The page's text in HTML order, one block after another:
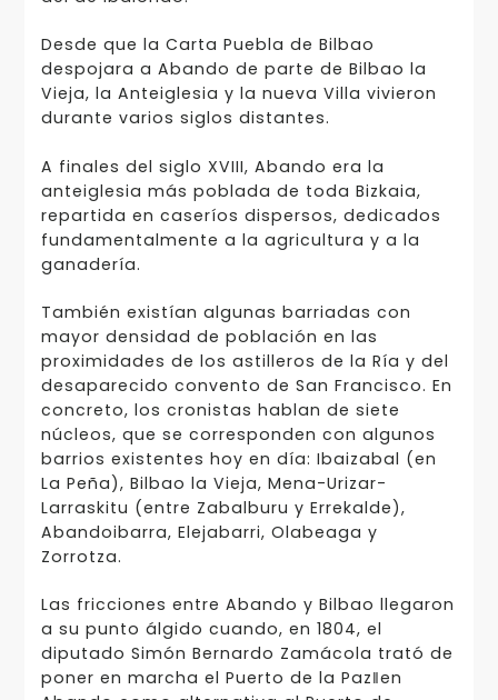
Desde que la Carta Puebla de Bilbao
despojara a Abando de parte de Bilbao la
Vieja, la Anteiglesia y la nueva Villa vivieron
durante varios siglos distantes.
A finales del siglo XVIII, Abando era la
anteiglesia más poblada de toda Bizkaia,
repartida en caseríos dispersos, dedicados
fundamentalmente a la agricultura y a la
ganadería.
También existían algunas barriadas con
mayor densidad de población en las
proximidades de los astilleros de la Ría y del
desaparecido convento de San Francisco. En
concreto, los cronistas hablan de siete
núcleos, que se corresponden con algunos
barrios existentes hoy en día: Ibaizabal (en
La Peña), Bilbao la Vieja, Mena-Urizar-
Larraskitu (entre Zabalburu y Errekalde),
Abandoibarra, Elejabarri, Olabeaga y
Zorrotza.
Las fricciones entre Abando y Bilbao llegaron
a su punto álgido cuando, en 1804, el
diputado Simón Bernardo Zamácola trató de
poner en marcha el Puerto de la Paz‖en